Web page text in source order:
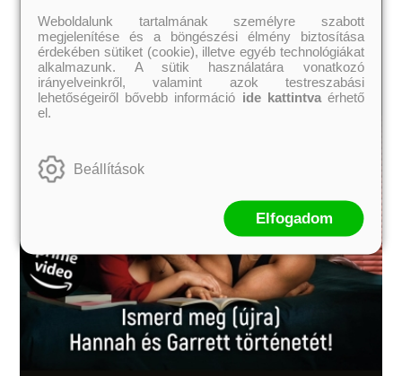
Weboldalunk tartalmának személyre szabott
megjelenítése és a böngészési élmény biztosítása
érdekében sütiket (cookie), illetve egyéb technológiákat
alkalmazunk. A sütik használatára vonatkozó
irányelveinkről, valamint azok testreszabási
lehetőségeiről bővebb információ ide kattintvaérhető
el.
Beállítások
Elfogadom